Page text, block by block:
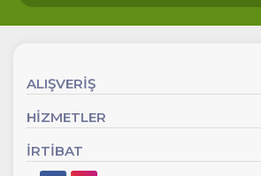
ALIŞVERİŞ
HİZMETLER
İRTİBAT